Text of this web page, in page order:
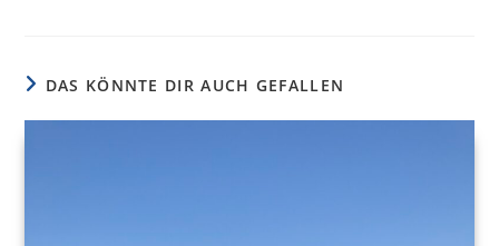
DAS KÖNNTE DIR AUCH GEFALLEN